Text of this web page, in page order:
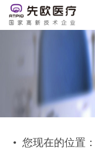
• 您现在的位置：